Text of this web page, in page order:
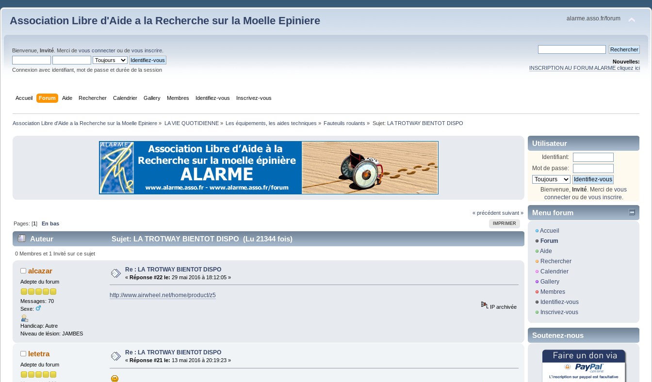
Association Libre d'Aide a la Recherche sur la Moelle Epiniere alarme.asso.fr/forum
Bienvenue, Invité . Merci de vous connecter ou de vous inscrire
Connexion avec identifiant, mot de passe et durée de la session
Nouvelles:
INSCRIPTION AU FORUM ALARME cliquez ici
Accueil Forum Aide Rechercher Calendrier Gallery Membres Identifiez-vous Inscrivez-vous
Association Libre d'Aide a la Recherche sur la Moelle Epiniere » LA VIE QUOTIDIENNE» Les équipements, les aides techniques » Fauteuils roulants » Sujet: LA TROTWAY BIENTOT DISPO
« précédent suivant »
IMPRIMER
Pages: [1] En bas
Auteur Sujet: LA TROTWAY BIENTOT DISPO (Lu 21344 fois)
0 Membres et 1 Invité sur ce sujet
alcazar
Adepte du forum
Messages: 70
Sexe:
Handicap: Autre
Niveau de lésion: JAMBES
Re : LA TROTWAY BIENTOT DISPO
« Réponse #22 le: 29 mai 2016 à 18:12:05 »
http://www.airwheel.net/home/product/z5
IP archivée
letetra
Adepte du forum
Re : LA TROTWAY BIENTOT DISPO
« Réponse #21 le: 13 mai 2016 à 20:19:23 »
Utilisateur
Identifiant:
Mot de passe:
Bienvenue, Invité . Merci de vous
connecterou de vous inscrire
Menu forum
Accueil
Forum
Aide
Rechercher
Calendrier
Gallery
Membres
Identifiez-vous
Inscrivez-vous
Soutenez-nous